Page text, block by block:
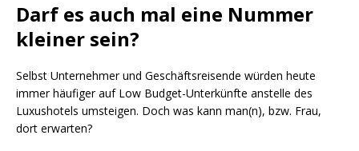
Darf es auch mal eine Nummer
kleiner sein?
Selbst Unternehmer und Geschäftsreisende würden heute
immer häufiger auf Low Budget-Unterkünfte anstelle des
Luxushotels umsteigen. Doch was kann man(n), bzw. Frau,
dort erwarten?